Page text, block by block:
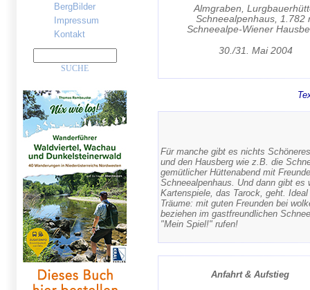
BergBilder
Impressum
Kontakt
Almgraben,
Schneealpenhaus, 1.782
Schneealpe-Wiener
30./31. Mai 2004
Für manche gibt es nichts
und den Hausberg wie z.B. die
gemütlicher Hüttenabend mit
Schneealpenhaus. Und dann gibt
Kartenspiele, das Tarock, geht.
Träume: mit guten Freunden bei
beziehen im gastfreundlichen
"Mein Spiel!" rufen!
Anfahrt & Aufstieg